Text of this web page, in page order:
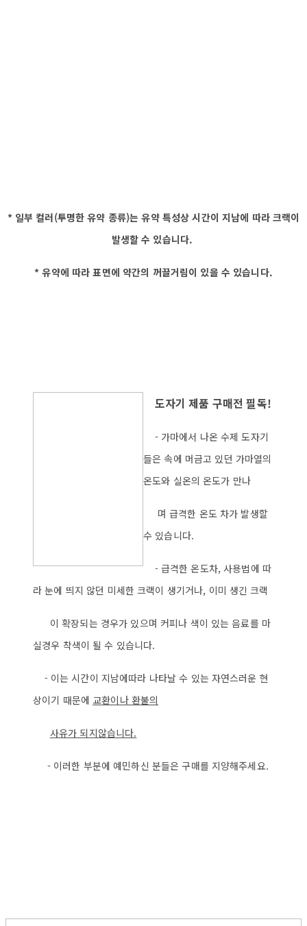
* 일부 컬러(투명한 유약 종류)는 유약 특성상 시간이 지남에 따라 크랙이
발생할 수 있습니다.
* 유약에 따라 표면에 약간의 꺼끌거림이 있을 수 있습니다.
도자기 제품 구매전 필독!
- 가마에서 나온 수제 도자기
들은 속에 머금고 있던 가마열의
온도와 실온의 온도가 만나
며 급격한 온도 차가 발생할
수 있습니다.
- 급격한 온도차, 사용법에 따
라 눈에 띄지 않던 미세한 크랙이 생기거나, 이미 생긴 크랙
이 확장되는 경우가 있으며 커피나 색이 있는 음료를 마
실경우 착색이 될 수 있습니다.
- 이는 시간이 지남에따라 나타날 수 있는 자연스러운 현
상이기 때문에 교환이나 환불의
사유가 되지않습니다.
- 이러한 부분에 예민하신 분들은 구매를 지양해주세요.